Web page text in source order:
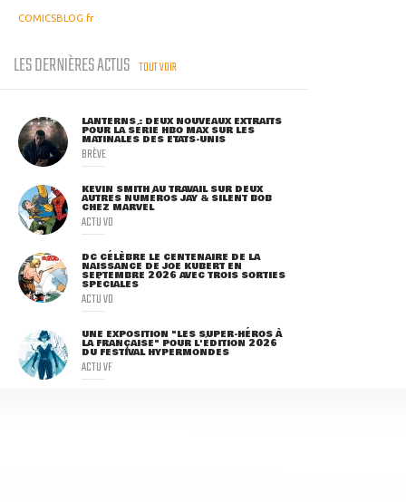
COMICSBLOG.fr
LES DERNIÈRES ACTUS TOUT VOIR
LANTERNS : DEUX NOUVEAUX EXTRAITS
POUR LA SÉRIE HBO MAX SUR LES
MATINALES DES ETATS-UNIS
BRÈVE
KEVIN SMITH AU TRAVAIL SUR DEUX
AUTRES NUMÉROS JAY & SILENT BOB
CHEZ MARVEL
ACTU VO
DC CÉLÈBRE LE CENTENAIRE DE LA
NAISSANCE DE JOE KUBERT EN
SEPTEMBRE 2026 AVEC TROIS SORTIES
SPÉCIALES
ACTU VO
UNE EXPOSITION "LES SUPER-HÉROS À
LA FRANÇAISE" POUR L'ÉDITION 2026
DU FESTIVAL HYPERMONDES
ACTU VF